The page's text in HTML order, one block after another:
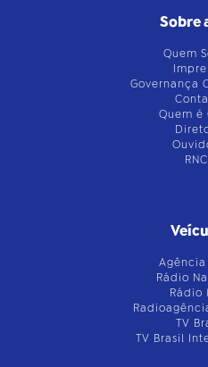
Sobre
Quem
Governança
Quem é
Agência
Rádio
Rádio
TV
TV Brasil